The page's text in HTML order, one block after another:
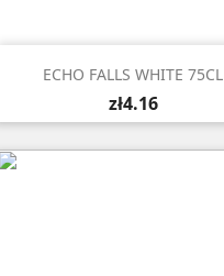
 Quick view
ECHO FALLS WHITE 75CL
zł4.16